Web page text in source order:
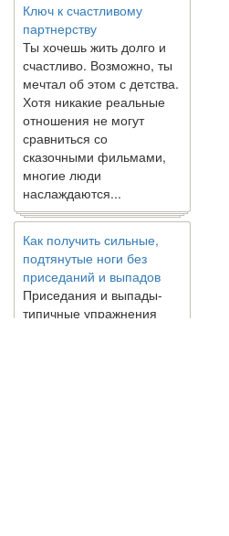
партнерству
Ты хочешь жить долго и
счастливо. Возможно, ты
мечтал об этом с детства.
Хотя никакие реальные
отношения не могут
сравниться со
сказочными фильмами,
многие люди
наслаждаются...
подтянутые ноги без
приседаний и выпадов
Приседания и выпады-
типичные упражнения
для укрепления мышц